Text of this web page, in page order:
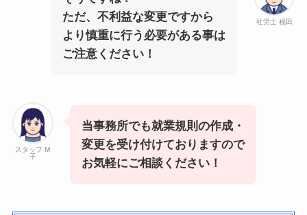
社労士 福田
ただ、不利益な変更ですから
より慎重に行う必要がある事は
ご注意ください！
スタッフ M
子
当事務所でも就業規則の作成・
変更を受け付けておりますので
お気軽にご相談ください！